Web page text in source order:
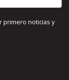
primero noticias y